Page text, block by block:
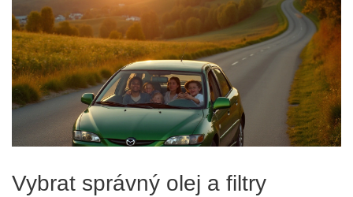
Vybrat správný olej a filtry